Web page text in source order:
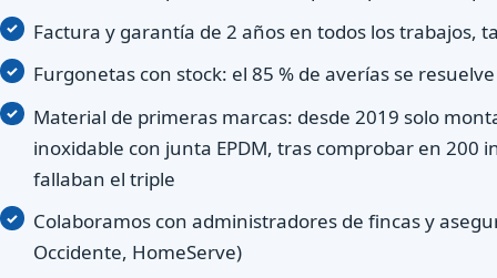
Factura y garantía de 2 años en todos los trabajos,
Furgonetas con stock: el 85 % de averías se
Material de primeras marcas: desde 2019 solo
inoxidable con junta EPDM, tras comprobar en 200
fallaban el triple
Colaboramos con administradores de fincas y
Occidente, HomeServe)